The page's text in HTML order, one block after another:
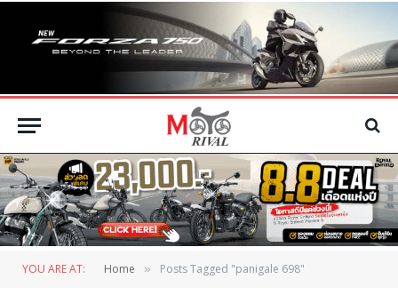
YOU ARE AT: Home » Posts Tagged "panigale 698"